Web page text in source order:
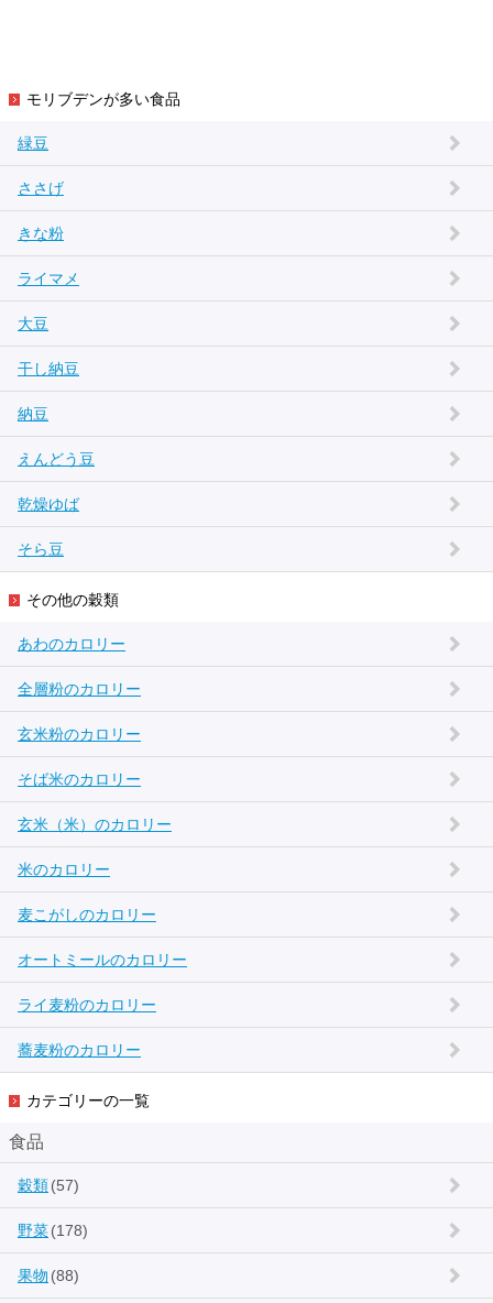
モリブデンが多い食品
緑豆
ささげ
きな粉
ライマメ
大豆
干し納豆
納豆
えんどう豆
乾燥ゆば
そら豆
その他の穀類
あわのカロリー
全層粉のカロリー
玄米粉のカロリー
そば米のカロリー
玄米（米）のカロリー
米のカロリー
麦こがしのカロリー
オートミールのカロリー
ライ麦粉のカロリー
蕎麦粉のカロリー
カテゴリーの一覧
食品
穀類(57)
野菜(178)
果物 (88)